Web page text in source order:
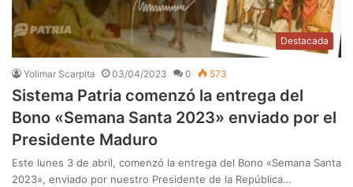
Destacada
Yolimar Scarpita 03/04/2023 0 573
Sistema Patria comenzó la entrega del
Bono «Semana Santa 2023» enviado por el
Presidente Maduro
Este lunes 3 de abril, comenzó la entrega del Bono «Semana Santa
2023», enviado por nuestro Presidente de la República…